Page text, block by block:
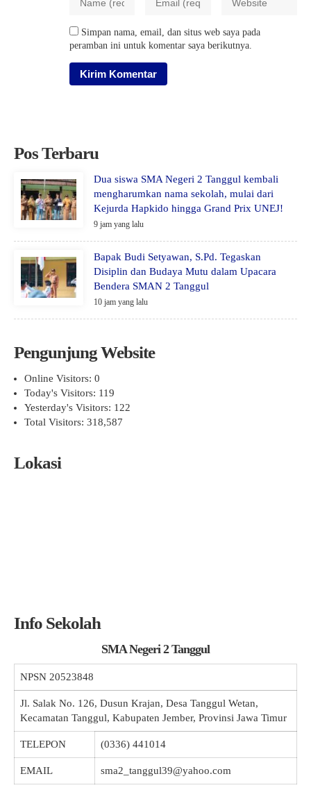
Simpan nama, email, dan situs web saya pada
peramban ini untuk komentar saya berikutnya.
Pos Terbaru
Dua siswa SMA Negeri 2 Tanggul kembali
mengharumkan nama sekolah, mulai dari
Kejurda Hapkido hingga Grand Prix UNEJ!
9 jam yang lalu
Bapak Budi Setyawan, S.Pd. Tegaskan
Disiplin dan Budaya Mutu dalam Upacara
Bendera SMAN 2 Tanggul
10 jam yang lalu
Pengunjung Website
Online Visitors: 0
Today's Visitors: 119
Yesterday's Visitors: 122
Total Visitors: 318,587
Lokasi
Info Sekolah
SMA Negeri 2 Tanggul
NPSN 20523848
Jl. Salak No. 126, Dusun Krajan, Desa Tanggul Wetan,
Kecamatan Tanggul, Kabupaten Jember, Provinsi Jawa Timur
TELEPON (0336) 441014
EMAIL sma2_tanggul39@yahoo.com